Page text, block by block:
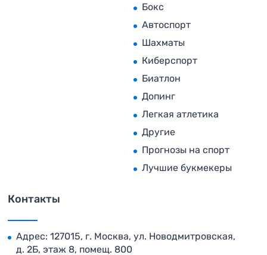
Бокс
Автоспорт
Шахматы
Киберспорт
Биатлон
Допинг
Легкая атлетика
Другие
Прогнозы на спорт
Лучшие букмекеры
Контакты
Адрес: 127015, г. Москва, ул. Новодмитровская,
д. 2Б, этаж 8, помещ. 800